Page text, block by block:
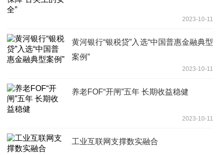
2023-10-11
黄河银行“银税贷”入选“中国普惠金融典型
案例”
2023-10-11
养老FOF“开闸”五年 长期收益稳健
2023-10-11
工业互联网支撑数实融合